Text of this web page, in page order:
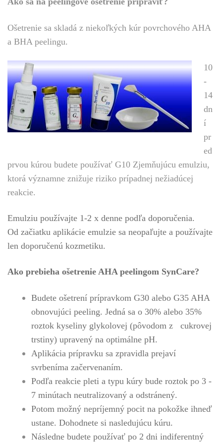
Ošetrenie sa skladá z niekoľkých kúr povrchového AHA
a BHA peelingu.
10
-
14
dn
í
pr
ed
prvou kúrou budete používať G10 Zjemňujúcu emulziu,
ktorá významne znižuje riziko prípadnej nežiadúcej
reakcie.
Emulziu používajte 1-2 x denne podľa doporučenia.
Od začiatku aplikácie emulzie sa neopaľujte a používajte
len doporučenú kozmetiku.
Ako prebieha ošetrenie AHA peelingom SynCare?
Budete ošetrení prípravkom G30 alebo G35 AHA
obnovujúci peeling. Jedná sa o 30% alebo 35%
roztok kyseliny glykolovej (pôvodom z cukrovej
trstiny) upravený na optimálne pH.
Aplikácia prípravku sa zpravidla prejaví
svrbeníma začervenaním.
Podľa reakcie pleti a typu kúry bude roztok po 3 -
7 minútach neutralizovaný a odstránený.
Potom možný nepríjemný pocit na pokožke ihneď
ustane. Dohodnete si nasledujúcu kúru.
Následne budete používať po 2 dni indiferentný